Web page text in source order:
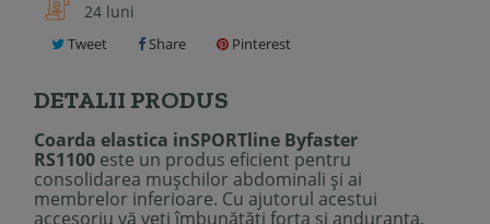
24 luni
Tweet Share Pinterest
DETALII PRODUS
Coarda elastica inSPORTline Byfaster
RS1100 este un produs eficient pentru
consolidarea mușchilor abdominali și ai
membrelor inferioare. Cu ajutorul acestui
accesoriu vă veți îmbunătăți forța și anduranța,